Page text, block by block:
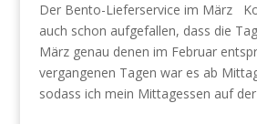
Der Bento-Lieferservice im März
auch schon aufgefallen, dass die
März genau denen im Februar
vergangenen Tagen war es ab
sodass ich mein Mittagessen auf der